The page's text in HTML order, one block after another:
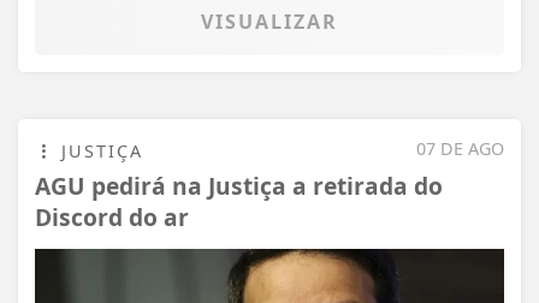
VISUALIZAR
07 DE AGO
JUSTIÇA
AGU pedirá na Justiça a retirada do
Discord do ar